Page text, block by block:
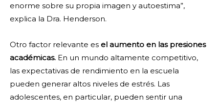
enorme sobre su propia imagen y autoestima”,
explica la Dra. Henderson.
Otro factor relevante es el aumento en las presiones
académicas. En un mundo altamente competitivo,
las expectativas de rendimiento en la escuela
pueden generar altos niveles de estrés. Las
adolescentes, en particular, pueden sentir una